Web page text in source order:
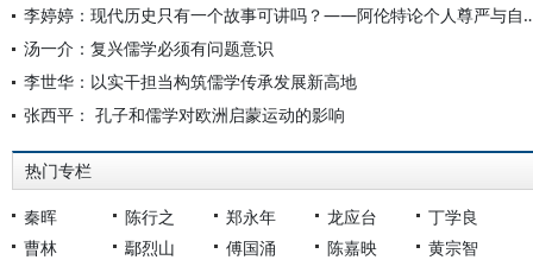
李婷婷：现代历史只有一个故事
汤一介：复兴儒学必须有问题意识
李世华：以实干担当构筑儒学传承发展新高地
张西平： 孔子和儒学对欧洲启蒙运动的影响
热门专栏
秦晖 陈行之 郑永年 龙应台
丁学良
曹林
鄢烈山 傅国涌 陈嘉映
黄宗智